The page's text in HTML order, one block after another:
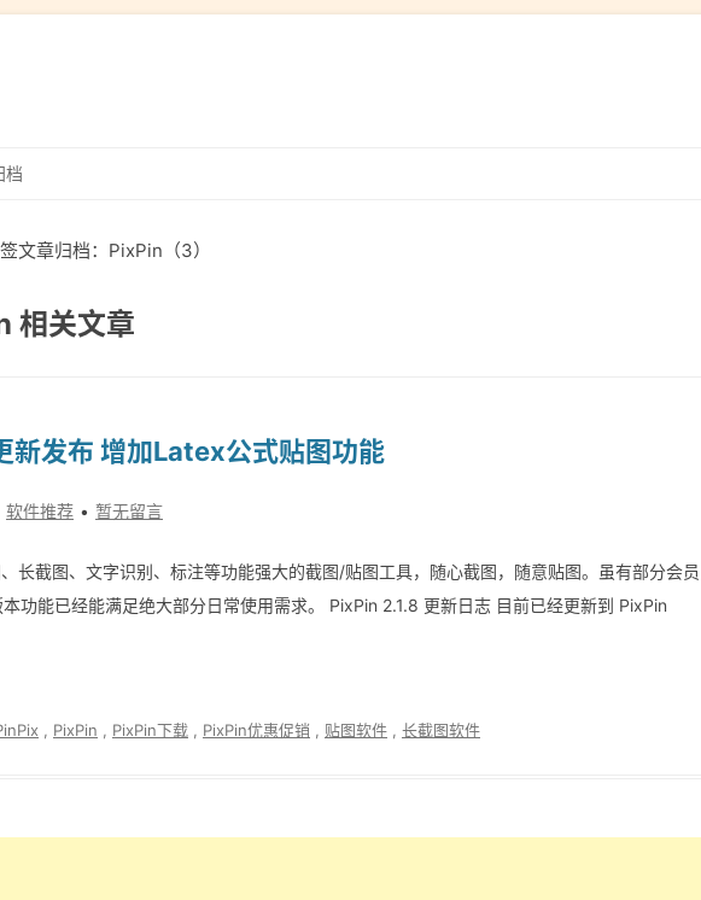
档
文章归档：PixPin（3）
相关文章
新发布 增加Latex公式贴图功能
软件推荐 暂无留言
长截图、文字识别、标注等功能强大的截图/贴图工具，随心截图，随意贴图。虽有部分会员
功能已经能满足绝大部分日常使用需求。 PixPin 2.1.8 更新日志 目前已经更新到 PixPin
PixPin PixPin下载 PixPin优惠促销 贴图软件 长截图软件